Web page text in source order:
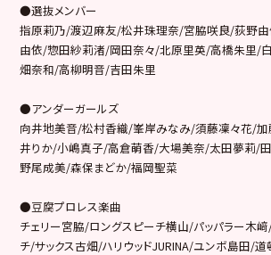
●選抜メンバー
指原莉乃/渡辺麻友/松井珠理奈/宮脇咲良/荻野
由依/惣田紗莉渚/岡田奈々/北原里英/高橋朱里/
畑奈和/高柳明音/吉田朱里
●アンダーガールズ
向井地美音/松村香織/峯岸みなみ/須藤凜々花/
井りか/小嶋真子/高倉萌香/大場美奈/太田夢莉/
野尾成美/森保まどか/福岡聖菜
●豆腐プロレス楽曲
チェリー宮脇/ロングスピーチ横山/パッパラー木﨑
チ/サックス古畑/ハリウッドJURINA/ユンボ島田/道